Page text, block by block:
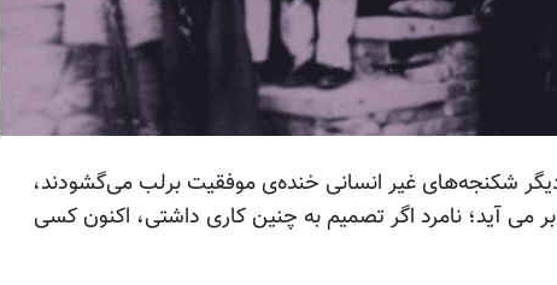
شکنجه‌های غیر انسانی خنده‌ی موفقیت برلب می‌گشودند،
آید؛ نامرد اگر تصمیم به چنین کاری داشتی، اکنون کسی